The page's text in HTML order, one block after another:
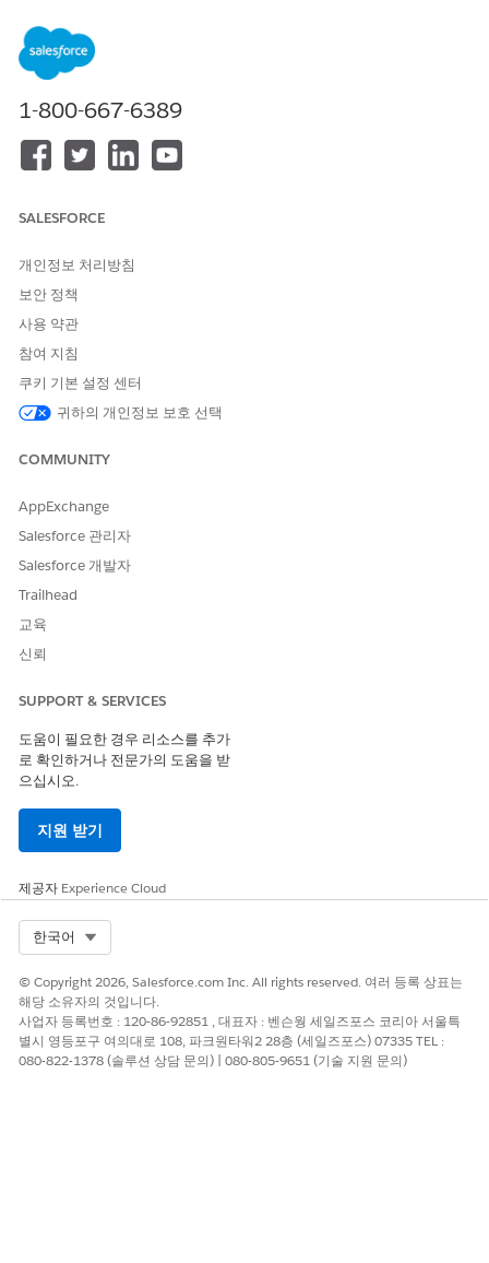
1-800-667-6389
SALESFORCE
개인정보 처리방침
보안 정책
사용 약관
참여 지침
쿠키 기본 설정 센터
귀하의 개인정보 보호 선택
COMMUNITY
AppExchange
Salesforce 관리자
Salesforce 개발자
Trailhead
교육
신뢰
SUPPORT & SERVICES
도움이 필요한 경우 리소스를 추가
로 확인하거나 전문가의 도움을 받
으십시오.
지원 받기
제공자 Experience Cloud
한국어
© Copyright 2026, Salesforce.com Inc. All rights reserved. 여러 등록 상표는
해당 소유자의 것입니다.
사업자 등록번호 : 120-86-92851 , 대표자 : 벤슨웡 세일즈포스 코리아 서울특
별시 영등포구 여의대로 108, 파크원타워2 28층 (세일즈포스) 07335 TEL :
080-822-1378 (솔루션 상담 문의) | 080-805-9651 (기술 지원 문의)